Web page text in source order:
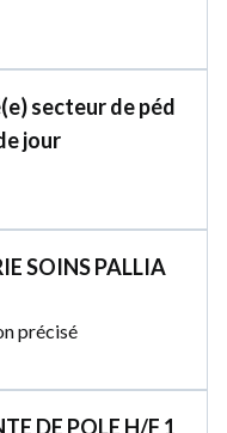
secteur de péd
jour
SOINS PALLIA
précisé
DE POLE H/F 1